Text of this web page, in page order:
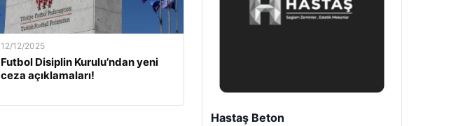
12/12/2025
Futbol Disiplin Kurulu’ndan yeni
ceza açıklamaları!
Enes Kaplan Avukatlık Bürosu